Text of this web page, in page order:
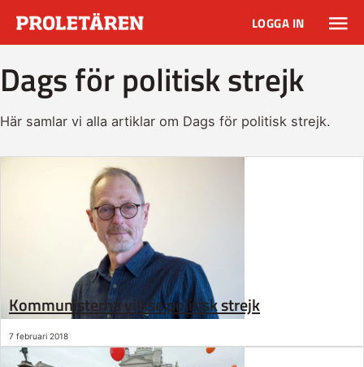
LOGGA IN
Dags för politisk strejk
Här samlar vi alla artiklar om Dags för politisk strejk.
Kommunisterna vill se politisk strejk
7 februari 2018